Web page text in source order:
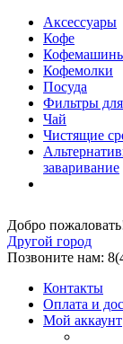
Аксессуары
Кофе
Кофемолки
Посуда
Фильтры
Чай
Чистящие
заваривание
Добро
Другой город
Позвоните нам:
Контакты
Оплата и
Мой аккаунт